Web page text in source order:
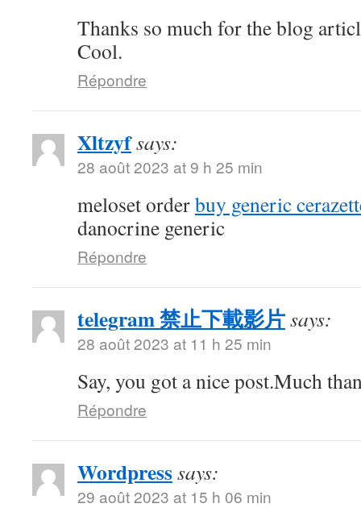
Thanks so much for the blog
Cool.
Répondre
Xltzyfsays:
28 août 2023 at 9 h 25 min
meloset orderbuy generic
danocrine generic
Répondre
telegram 禁止下載影片says:
28 août 2023 at 11 h 25 min
Say, you got a nice post.Much
Répondre
Wordpresssays:
29 août 2023 at 15 h 06 min